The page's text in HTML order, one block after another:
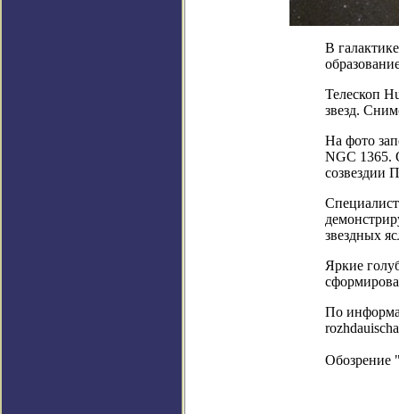
В
Телескоп
звезд.
На фото
NGC 1365.
созвездии
звездных
Яркие
По
Обозрение